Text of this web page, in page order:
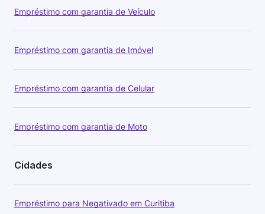
Empréstimo com garantia de Veículo
Empréstimo com garantia de Imóvel
Empréstimo com garantia de Celular
Empréstimo com garantia de Moto
Cidades
Empréstimo para Negativado em Curitiba